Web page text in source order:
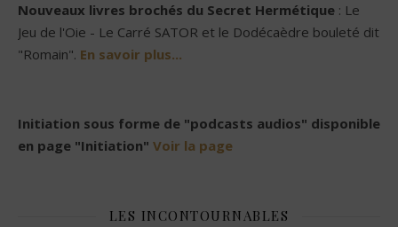
Nouveaux livres brochés du Secret Hermétique : Le
Jeu de l'Oie - Le Carré SATOR et le Dodécaèdre bouleté dit
"Romain". En savoir plus...
Initiation sous forme de "podcasts audios" disponible
en page "Initiation" Voir la page
LES INCONTOURNABLES